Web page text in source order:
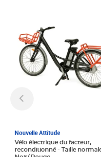
Nouvelle Attitude
Vélo électrique du facteur,
reconditionné - Taille normale -